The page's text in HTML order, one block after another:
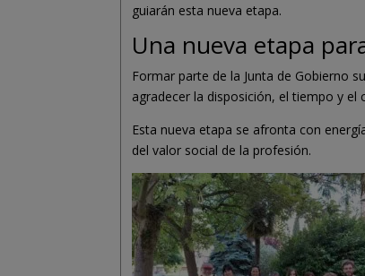
guiarán esta nueva etapa.
Una nueva etapa
Formar parte de la Junta de Gobierno
agradecer la disposición, el tiempo y
Esta nueva etapa se afronta con
del valor social de la profesión.